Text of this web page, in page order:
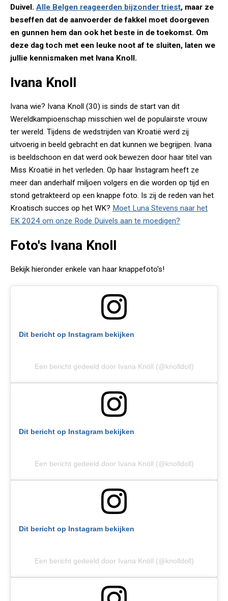
Duivel. Alle Belgen reageerden bijzonder triest, maar ze
beseffen dat de aanvoerder de fakkel moet doorgeven
en gunnen hem dan ook het beste in de toekomst. Om
deze dag toch met een leuke noot af te sluiten, laten we
jullie kennismaken met Ivana Knoll.
Ivana Knoll
Ivana wie? Ivana Knoll (30) is sinds de start van dit
Wereldkampioenschap misschien wel de populairste vrouw
ter wereld. Tijdens de wedstrijden van Kroatië werd zij
uitvoerig in beeld gebracht en dat kunnen we begrijpen. Ivana
is beeldschoon en dat werd ook bewezen door haar titel van
Miss Kroatië in het verleden. Op haar Instagram heeft ze
meer dan anderhalf miljoen volgers en die worden op tijd en
stond getrakteerd op een knappe foto. Is zij de reden van het
Kroatisch succes op het WK? Moet Luna Stevens naar het
EK 2024 om onze Rode Duivels aan te moedigen?
Foto's Ivana Knoll
Bekijk hieronder enkele van haar knappefoto's!
Dit bericht op Instagram bekijken
Een bericht gedeeld door Ivana Knöll (@knolldoll)
Dit bericht op Instagram bekijken
Een bericht gedeeld door Ivana Knöll (@knolldoll)
Dit bericht op Instagram bekijken
Een bericht gedeeld door Ivana Knöll (@knolldoll)